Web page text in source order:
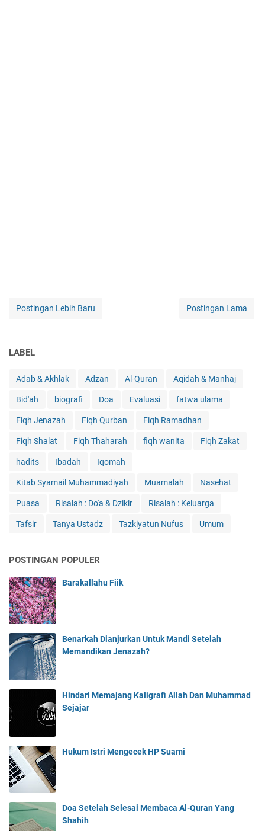
Postingan Lebih Baru Postingan Lama
LABEL
Adab & Akhlak Adzan Al-Quran Aqidah & Manhaj
Bid'ah biografi Doa Evaluasi fatwa ulama
Fiqh Jenazah Fiqh Qurban Fiqh Ramadhan
Fiqh Shalat Fiqh Thaharah fiqh wanita Fiqh Zakat
hadits Ibadah Iqomah
Kitab Syamail Muhammadiyah Muamalah Nasehat
Puasa Risalah : Do'a & Dzikir Risalah : Keluarga
Tafsir Tanya Ustadz Tazkiyatun Nufus Umum
POSTINGAN POPULER
Barakallahu Fiik
Benarkah Dianjurkan Untuk Mandi Setelah
Memandikan Jenazah?
Hindari Memajang Kaligrafi Allah Dan Muhammad
Sejajar
Hukum Istri Mengecek HP Suami
Doa Setelah Selesai Membaca Al-Quran Yang
Shahih